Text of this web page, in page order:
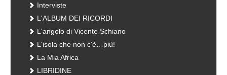
Interviste
L'ALBUM DEI RICORDI
L'angolo di Vicente Schiano
L'isola che non c'è…più!
La Mia Africa
LIBRIDINE